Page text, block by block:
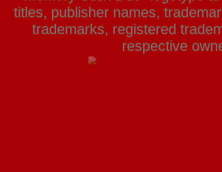
titles, publisher names,
trademarks, registered
respective